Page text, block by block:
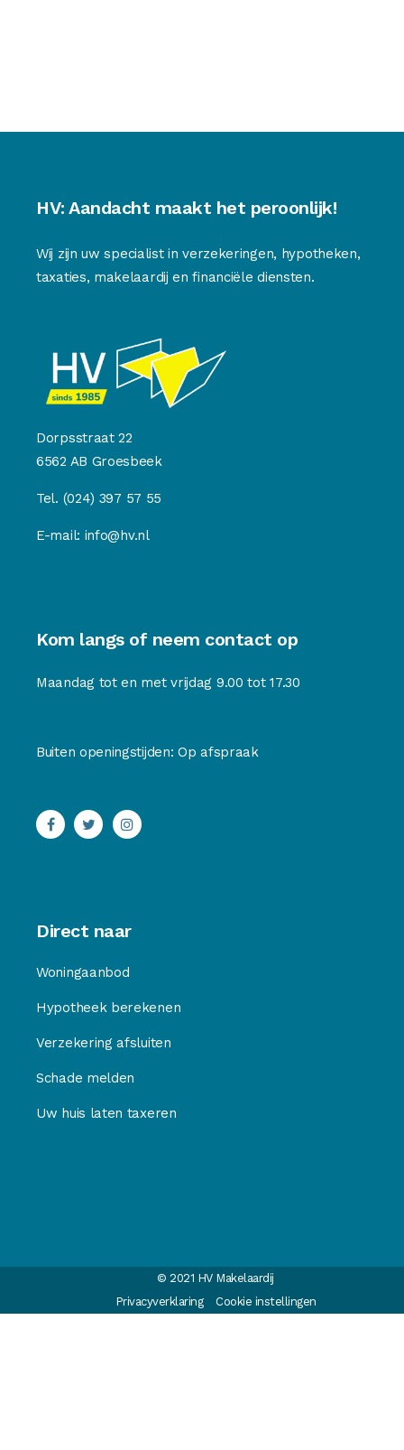
HV: Aandacht maakt het peroonlijk!
Wij zijn uw specialist in verzekeringen, hypotheken,
taxaties, makelaardij en financiële diensten.
Dorpsstraat 22
6562 AB Groesbeek
Tel. (024) 397 57 55
E-mail: info@hv.nl
Kom langs of neem contact op
Maandag tot en met vrijdag 9.00 tot 17.30
Buiten openingstijden: Op afspraak
Direct naar
Woningaanbod
Hypotheek berekenen
Verzekering afsluiten
Schade melden
Uw huis laten taxeren
© 2021 HV Makelaardij
Privacyverklaring
Cookie instellingen